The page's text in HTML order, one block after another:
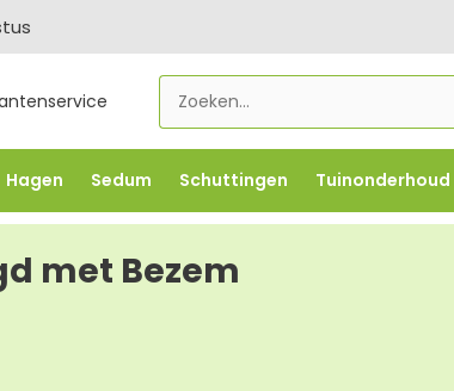
Hagen Sedum Schuttingen Tuinonderhoud
vanaf €500 -FLOWBO500 -7,5% vanaf €1000 -
met Bezem